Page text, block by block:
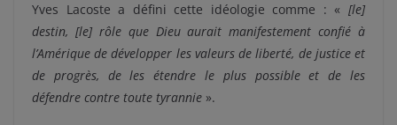
Yves Lacoste a défini cette idéologie comme : « [le]
destin, [le] rôle que Dieu aurait manifestement confié à
l’Amérique de développer les valeurs de liberté, de justice et
de progrès, de les étendre le plus possible et de les
défendre contre toute tyrannie ».